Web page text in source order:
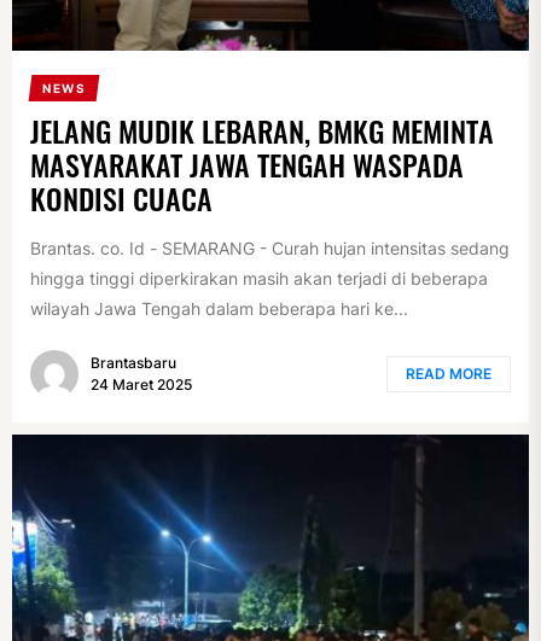
NEWS
JELANG MUDIK LEBARAN, BMKG MEMINTA
MASYARAKAT JAWA TENGAH WASPADA
KONDISI CUACA
Brantas. co. Id - SEMARANG - Curah hujan intensitas sedang
hingga tinggi diperkirakan masih akan terjadi di beberapa
wilayah Jawa Tengah dalam beberapa hari ke...
Brantasbaru
24 Maret 2025
READ MORE